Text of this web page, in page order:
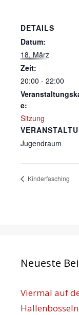
DETAILS
Datum:
18. März
Zeit:
20:00 - 22:00
e:
Sitzung
Jugendraum
Kinderfasching
Neueste
Viermal auf
Hallenbosseln